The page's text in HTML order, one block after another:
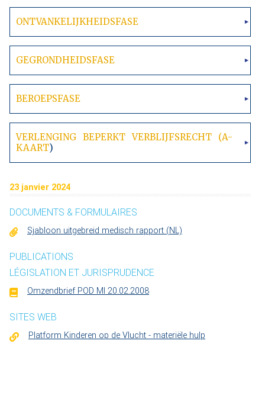
ONTVANKELIJKHEIDSFASE
GEGRONDHEIDSFASE
BEROEPSFASE
VERLENGING BEPERKT VERBLIJFSRECHT (A-
KAART)
23 janvier 2024
DOCUMENTS & FORMULAIRES
Sjabloon uitgebreid medisch rapport (NL)
PUBLICATIONS
LÉGISLATION ET JURISPRUDENCE
Omzendbrief POD MI 20.02.2008
SITES WEB
Platform Kinderen op de Vlucht - materiële hulp